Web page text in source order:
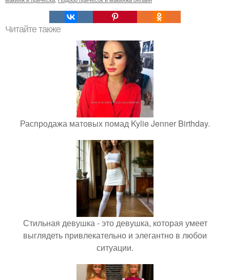
Читайте также
Распродажа матовых помад Kylie Jenner Birthday.
Стильная девушка - это девушка, которая умеет
выглядеть привлекательно и элегантно в любои
ситуации.